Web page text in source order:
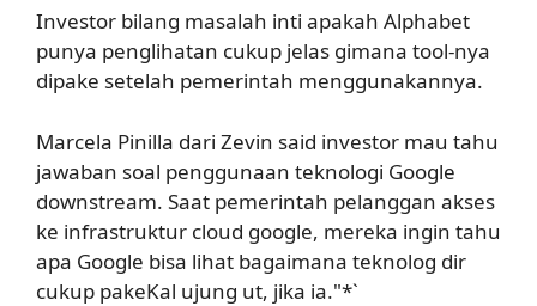
Investor bilang masalah inti apakah Alphabet
punya penglihatan cukup jelas gimana tool-nya
dipake setelah pemerintah menggunakannya.
Marcela Pinilla dari Zevin said investor mau tahu
jawaban soal penggunaan teknologi Google
downstream. Saat pemerintah pelanggan akses
ke infrastruktur cloud google, mereka ingin tahu
apa Google bisa lihat bagaimana teknolog dir
cukup pakeKal ujung ut, jika ia."*`